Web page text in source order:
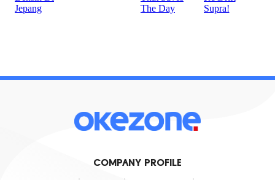
COMPANY PROFILE